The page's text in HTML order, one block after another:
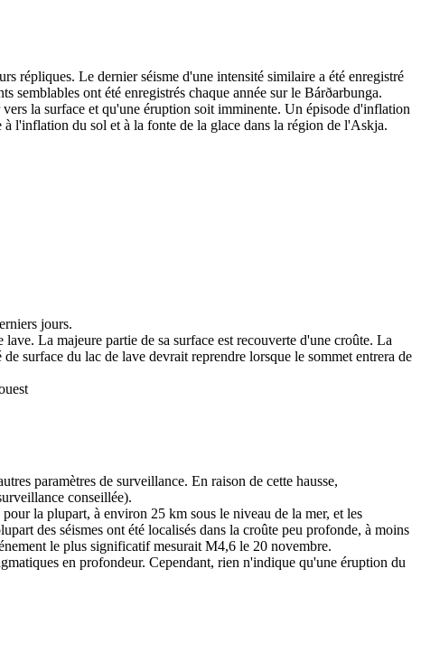
répliques. Le dernier séisme d'une intensité similaire a été enregistré
semblables ont été enregistrés chaque année sur le Bárðarbunga.
la surface et qu'une éruption soit imminente. Un épisode d'inflation
l'inflation du sol et à la fonte de la glace dans la région de l'Askja.
jours.
La majeure partie de sa surface est recouverte d'une croûte. La
surface du lac de lave devrait reprendre lorsque le sommet entrera de
paramètres de surveillance. En raison de cette hausse,
conseillée).
la plupart, à environ 25 km sous le niveau de la mer, et les
des séismes ont été localisés dans la croûte peu profonde, à moins
le plus significatif mesurait M4,6 le 20 novembre.
en profondeur. Cependant, rien n'indique qu'une éruption du